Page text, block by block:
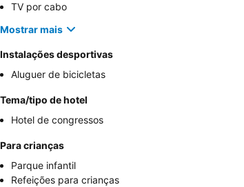
TV por cabo
Mostrar mais
Instalações desportivas
Aluguer de bicicletas
Tema/tipo de hotel
Hotel de congressos
Para crianças
Parque infantil
Refeições para crianças